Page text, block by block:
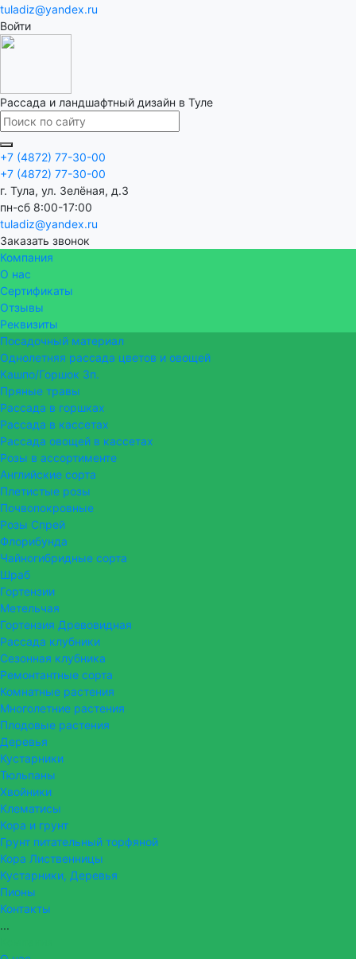
tuladiz@yandex.ru
Войти
Рассада и ландшафтный дизайн в Туле
+7 (4872) 77-30-00
+7 (4872) 77-30-00
г. Тула, ул. Зелёная, д.3
пн-сб 8:00-17:00
tuladiz@yandex.ru
Заказать звонок
Компания
О нас
Сертификаты
Отзывы
Реквизиты
Посадочный материал
Однолетняя рассада цветов и овощей
Кашпо/Горшок 3п.
Пряные травы
Рассада в горшках
Рассада в кассетах
Рассада овощей в кассетах
Розы в ассортименте
Английские сорта
Плетистые розы
Почвопокровные
Розы Спрей
Флорибунда
Чайногибридные сорта
Шраб
Гортензии
Метельчая
Гортензия Древовидная
Рассада клубники
Сезонная клубника
Ремонтантные сорта
Комнатные растения
Многолетние растения
Плодовые растения
Деревья
Кустарники
Тюльпаны
Хвойники
Клематисы
Кора и грунт
Грунт питательный торфяной
Кора Лиственницы
Кустарники, Деревья
Пионы
Контакты
...